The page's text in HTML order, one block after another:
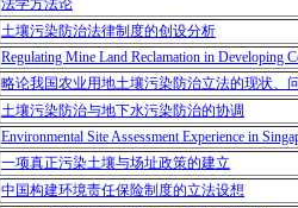
法学方法论
土壤污染防治法律制度的创设分析
Regulating Mine Land Reclamation in Developing
略论我国农业用地土壤污染防治立法的现状、
土壤污染防治与地下水污染防治的协调
Environmental Site Assessment Experience in
一项真正污染土壤与场址政策的建立
中国构建环境责任保险制度的立法设想